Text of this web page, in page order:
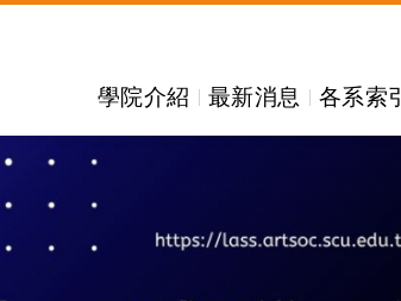
學院介紹 最新消息 各系索引